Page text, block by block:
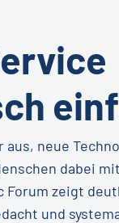
neue
dabei
Forum zeigt
und